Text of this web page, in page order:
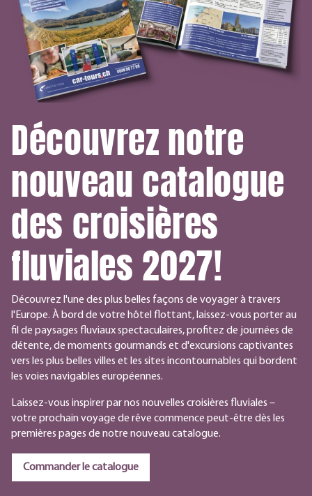
Découvrez notre
nouveau catalogue
des croisières
fluviales 2027!
Découvrez l'une des plus belles façons de voyager à travers
l'Europe. À bord de votre hôtel flottant, laissez-vous porter au
fil de paysages fluviaux spectaculaires, profitez de journées de
détente, de moments gourmands et d'excursions captivantes
vers les plus belles villes et les sites incontournables qui bordent
les voies navigables européennes.
Laissez-vous inspirer par nos nouvelles croisières fluviales –
votre prochain voyage de rêve commence peut-être dès les
premières pages de notre nouveau catalogue.
Commander le catalogue